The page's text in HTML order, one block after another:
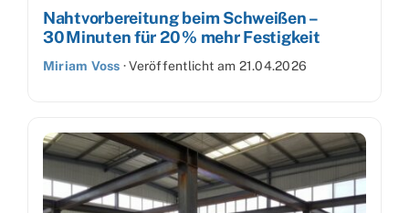
Nahtvorbereitung beim Schweißen –
30 Minuten für 20 % mehr Festigkeit
Miriam Voss ·Veröffentlicht am 21.04.2026